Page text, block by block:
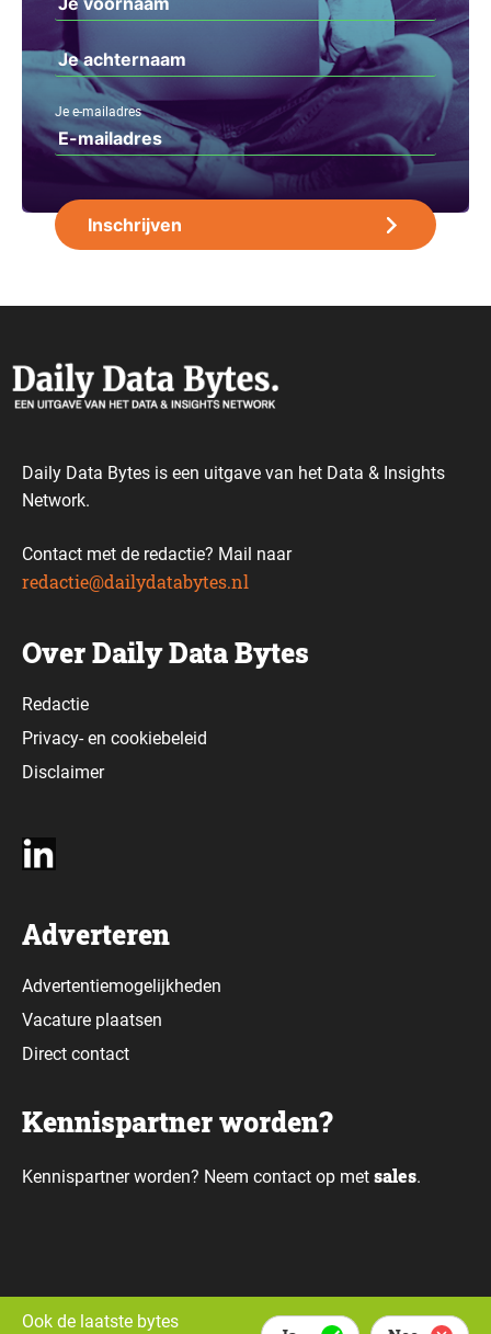
Je e-mailadres
Daily Data Bytes is een uitgave van het Data & Insights
Network.
Contact met de redactie? Mail naar
redactie@dailydatabytes.nl
Over Daily Data Bytes
Redactie
Privacy-en cookiebeleid
Disclaimer
Adverteren
Advertentiemogelijkheden
Vacature plaatsen
Direct contact
Kennispartner worden?
Kennispartner worden? Neem contact op met sales.
Alle rechten voorbehouden © Daily Data Bytes 2026. Webdesign door
Ook de laatste bytes